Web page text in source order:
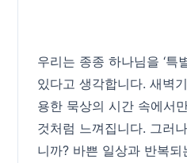
우리는 종종 하나님을 ‘특
있다고 생각합니다. 새벽
용한 묵상의 시간 속에서
것처럼 느껴집니다. 그러
니까? 바쁜 일상과 반복